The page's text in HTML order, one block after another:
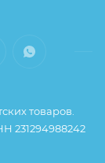
товаров.
231294988242